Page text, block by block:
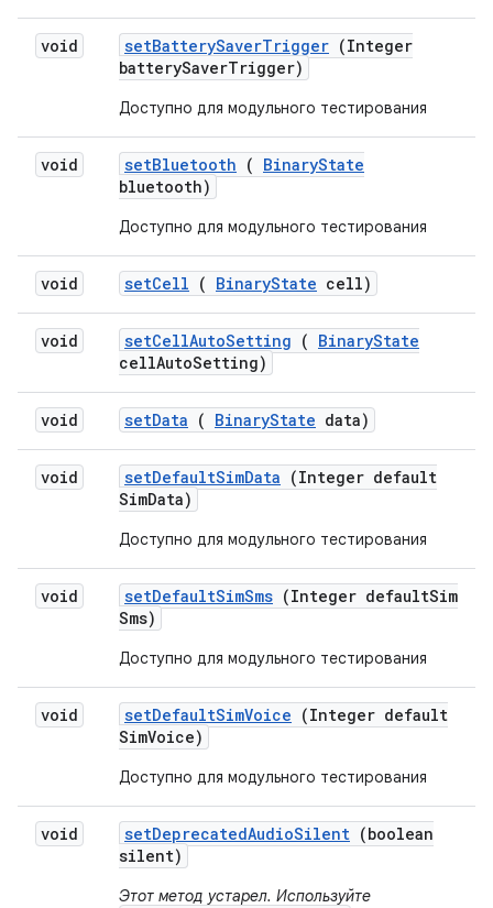
void setBatterySaverTrigger (Integer
batterySaverTrigger)
Доступно для модульного тестирования
void setBluetooth ( BinaryState
bluetooth)
Доступно для модульного тестирования
void setCell ( BinaryState cell)
void setCellAutoSetting ( BinaryState
cellAutoSetting)
void setData ( BinaryState data)
void setDefaultSimData (Integer default
SimData)
Доступно для модульного тестирования
void setDefaultSimSms (Integer defaultSim
Sms)
Доступно для модульного тестирования
void setDefaultSimVoice (Integer default
SimVoice)
Доступно для модульного тестирования
void setDeprecatedAudioSilent (boolean
silent)
Этот метод устарел. Используйте